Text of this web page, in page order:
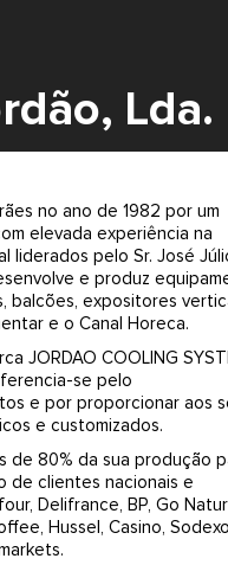
Lda.
no ano de 1982 por um
elevada experiência na
liderados pelo Sr. José
e produz
balcões, expositores
e o Canal Horeca.
JORDAO COOLING
se pelo
e por proporcionar aos
e customizados.
de 80% da sua produção
de clientes nacionais e
Delifrance, BP, Go
Hussel, Casino,